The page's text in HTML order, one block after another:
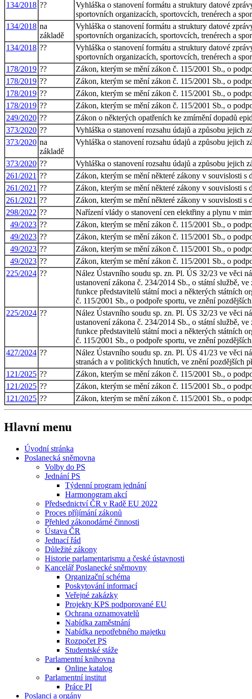
134/2018 ??
Vyhláška o stanovení formátu a struktury datové
sportovních organizacích, sportovcích, trenérech a
134/2018 na
základě
Vyhláška o stanovení formátu a struktury datové
sportovních organizacích, sportovcích, trenérech a
134/2018 ??
Vyhláška o stanovení formátu a struktury datové
sportovních organizacích, sportovcích, trenérech a
178/2019 ??
Zákon, kterým se mění zákon č. 115/2001 Sb., o
178/2019 ??
Zákon, kterým se mění zákon č. 115/2001 Sb., o
178/2019 ??
Zákon, kterým se mění zákon č. 115/2001 Sb., o
178/2019 ??
Zákon, kterým se mění zákon č. 115/2001 Sb., o
249/2020 ??
Zákon o některých opatřeních ke zmírnění dopadů
373/2020 ??
Vyhláška o stanovení rozsahu údajů a způsobu jejich
373/2020 na
základě
Vyhláška o stanovení rozsahu údajů a způsobu jejich
373/2020 ??
Vyhláška o stanovení rozsahu údajů a způsobu jejich
261/2021 ??
Zákon, kterým se mění některé zákony v souvislosti s
261/2021 ??
Zákon, kterým se mění některé zákony v souvislosti s
261/2021 ??
Zákon, kterým se mění některé zákony v souvislosti s
298/2022 ??
Nařízení vlády o stanovení cen elektřiny a plynu v
49/2023 ??
Zákon, kterým se mění zákon č. 115/2001 Sb., o
49/2023 ??
Zákon, kterým se mění zákon č. 115/2001 Sb., o
49/2023 ??
Zákon, kterým se mění zákon č. 115/2001 Sb., o
49/2023 ??
Zákon, kterým se mění zákon č. 115/2001 Sb., o
225/2024 ??
Nález Ústavního soudu sp. zn. Pl. ÚS 32/23 ve věci
ustanovení zákona č. 234/2014 Sb., o státní službě,
funkce představitelů státní moci a některých státních
č. 115/2001 Sb., o podpoře sportu, ve znění
225/2024 ??
Nález Ústavního soudu sp. zn. Pl. ÚS 32/23 ve věci
ustanovení zákona č. 234/2014 Sb., o státní službě,
funkce představitelů státní moci a některých státních
č. 115/2001 Sb., o podpoře sportu, ve znění
427/2024 ??
Nález Ústavního soudu sp. zn. Pl. ÚS 41/23 ve věci
stranách a v politických hnutích, ve znění pozdějších
121/2025 ??
Zákon, kterým se mění zákon č. 115/2001 Sb., o
121/2025 ??
Zákon, kterým se mění zákon č. 115/2001 Sb., o
121/2025 ?? Zákon, kterým se mění zákon č. 115/2001 Sb., o
Hlavní menu
Úvodní stránka
Poslanecká sněmovna
Volby do PS
Jednání PS
Týdenní program jednání
Harmonogram akcí
Předsednictví ČR v Radě EU 2022
Proces příjímání zákonů
Přehled zákonodárné činnosti
Ústava ČR
Jednací řád
Důležité zákony
Historie parlamentarismu a české ústavnosti
Kancelář Poslanecké sněmovny
Organizační schéma
Poskytování informací
Veřejné zakázky
Projekty KPS podporované EU
Ochrana oznamovatelů
Nabídka zaměstnání
Nabídka nepotřebného majetku
Rozpočet PS
Studentské stáže
Parlamentní knihovna
Online katalog
Parlamentní institut
Práce PI
Poslanci a orgány